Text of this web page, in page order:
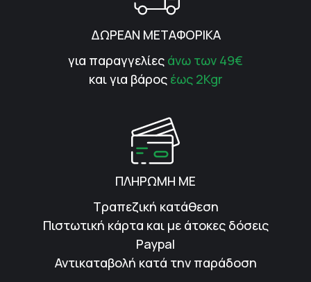
ΔΩΡΕΑΝ ΜΕΤΑΦΟΡΙΚΑ
για παραγγελίες άνω των 49€
και για βάρος έως 2Kgr
ΠΛΗΡΩΜΗ ΜΕ
Τραπεζική κατάθεση
Πιστωτική κάρτα και με άτοκες δόσεις
Paypal
Αντικαταβολή κατά την παράδοση